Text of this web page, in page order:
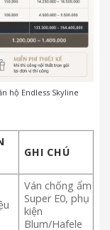
hộ Endless Skyline
GHI CHÚ
Ván chống ẩm
Super E0, phụ
kiện
Blum/Hafele